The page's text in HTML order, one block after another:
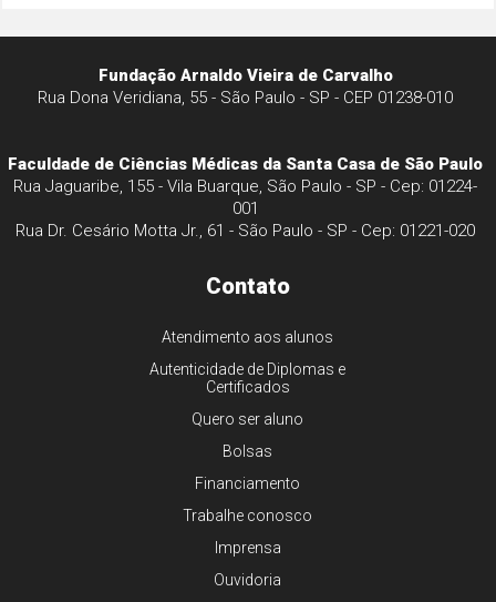
Fundação Arnaldo Vieira de Carvalho
Rua Dona Veridiana, 55 - São Paulo - SP - CEP 01238-010
Faculdade de Ciências Médicas da Santa Casa de São Paulo
Rua Jaguaribe, 155 - Vila Buarque, São Paulo - SP - Cep: 01224-
001
Rua Dr. Cesário Motta Jr., 61 - São Paulo - SP - Cep: 01221-020
Contato
Atendimento aos alunos
Autenticidade de Diplomas e
Certificados
Quero ser aluno
Bolsas
Financiamento
Trabalhe conosco
Imprensa
Ouvidoria